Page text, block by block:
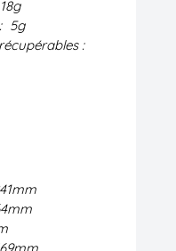
18g
5g
: